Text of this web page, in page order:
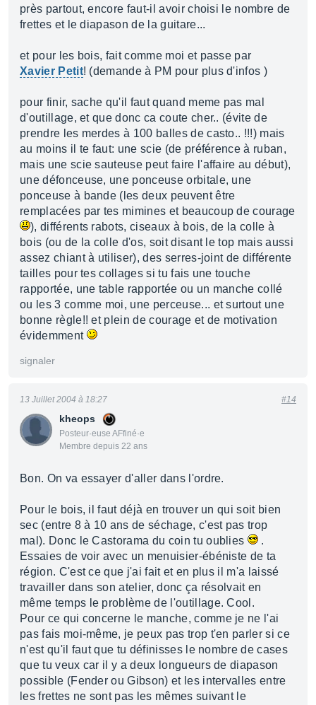
près partout, encore faut-il avoir choisi le nombre de
frettes et le diapason de la guitare...
et pour les bois, fait comme moi et passe par
Xavier Petit! (demande à PM pour plus d'infos )
pour finir, sache qu'il faut quand meme pas mal
d'outillage, et que donc ca coute cher.. (évite de
prendre les merdes à 100 balles de casto.. !!!) mais
au moins il te faut: une scie (de préférence à ruban,
mais une scie sauteuse peut faire l'affaire au début),
une défonceuse, une ponceuse orbitale, une
ponceuse à bande (les deux peuvent être
remplacées par tes mimines et beaucoup de courage
), différents rabots, ciseaux à bois, de la colle à
bois (ou de la colle d'os, soit disant le top mais aussi
assez chiant à utiliser), des serres-joint de différente
tailles pour tes collages si tu fais une touche
rapportée, une table rapportée ou un manche collé
ou les 3 comme moi, une perceuse... et surtout une
bonne règle!! et plein de courage et de motivation
évidemment
signaler
kheops
Posteur·euse AFfiné·e
Membre depuis 22 ans
13 Juillet 2004 à 18:27 #14
Bon. On va essayer d'aller dans l'ordre.
Pour le bois, il faut déjà en trouver un qui soit bien
sec (entre 8 à 10 ans de séchage, c'est pas trop
mal). Donc le Castorama du coin tu oublies
.
Essaies de voir avec un menuisier-ébéniste de ta
région. C'est ce que j'ai fait et en plus il m'a laissé
travailler dans son atelier, donc ça résolvait en
même temps le problème de l'outillage. Cool.
Pour ce qui concerne le manche, comme je ne l'ai
pas fais moi-même, je peux pas trop t'en parler si ce
n'est qu'il faut que tu définisses le nombre de cases
que tu veux car il y a deux longueurs de diapason
possible (Fender ou Gibson) et les intervalles entre
les frettes ne sont pas les mêmes suivant le